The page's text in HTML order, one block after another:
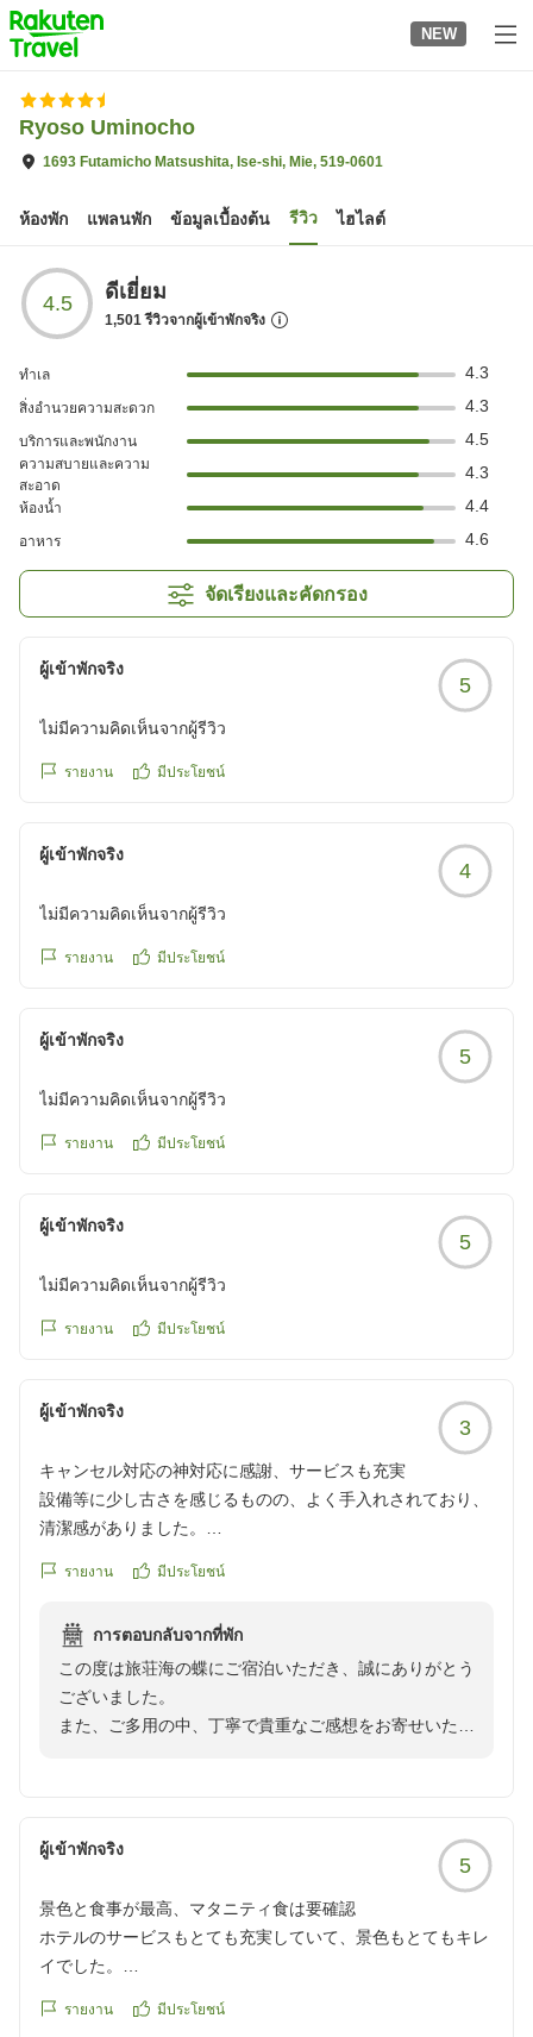
to
top
page
NEW
Ryoso Uminocho
1693 Futamicho Matsushita, Ise-shi, Mie, 519-0601
ห้องพัก แพลนพัก ข้อมูลเบื้องต้น รีวิว ไฮไลต์
4.5 ดีเยี่ยม
1,501รีวิวจากผู้เข้าพักจริง
ทำเล 4.3
สิ่งอำนวยความสะดวก 4.3
บริการและพนักงาน 4.5
ความสบายและความ
สะอาด
4.3
ห้องน้ำ 4.4
อาหาร 4.6
จัดเรียงและคัดกรอง
ผู้เข้าพักจริง
5
ไม่มีความคิดเห็นจากผู้รีวิว
รายงาน มีประโยชน์
ผู้เข้าพักจริง
4
ไม่มีความคิดเห็นจากผู้รีวิว
รายงาน มีประโยชน์
ผู้เข้าพักจริง
5
ไม่มีความคิดเห็นจากผู้รีวิว
รายงาน มีประโยชน์
ผู้เข้าพักจริง
5
ไม่มีความคิดเห็นจากผู้รีวิว
รายงาน มีประโยชน์
ผู้เข้าพักจริง
3
キャンセル対応の神対応に感謝、サービスも充実
設備等に少し古さを感じるものの、よく手入れされており、
清潔感がありました。
湯上がりどころのアイスキャンディーや、ところてんのサー
送迎サービスは嬉しかったです。
夕食については、お刺身などは美味しかったのですが、お料
理の味付に関してはあと一歩洗練されていない印象、という
朝食もカジュアルな感じで、半分ビュッフェの形式でした。
食べたい量を自分で調整できるのは、ありがたかったです。
昨今はインバウンド需要のせいか場所を問わず軒並みホテル
価格は上がっており、また、1人旅だったのでどうしても割
少し高めに感じてしまいました。
รายงาน มีประโยชน์
การตอบกลับจากที่พัก
この度は旅荘海の蝶にご宿泊いただき、誠にありがとう
ございました。
また、ご多用の中、丁寧で貴重なご感想をお寄せいただ
翌週にご予約をいただき、当館まで足を運んでいただき
電話応対につきましてお役に立てたのであれば何よりで
ผู้เข้าพักจริง
5
景色と食事が最高、マタニティ食は要確認
ホテルのサービスもとても充実していて、景色もとてもキレ
イでした。
ニューにも感激しました。
รายงาน มีประโยชน์